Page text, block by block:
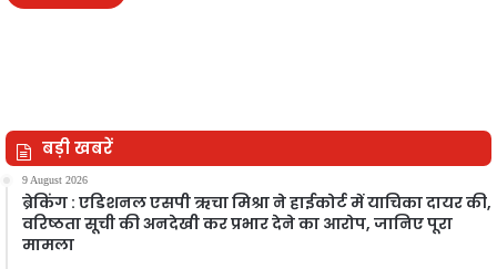
बड़ी खबरें
9 August 2026
ब्रेकिंग : एडिशनल एसपी ऋचा मिश्रा ने हाईकोर्ट में याचिका दायर की,
वरिष्ठता सूची की अनदेखी कर प्रभार देने का आरोप, जानिए पूरा
मामला